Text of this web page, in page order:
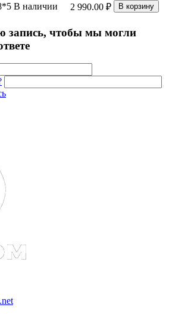
В наличии 2 990.00 ₽ В корзину
запись, чтобы мы могли